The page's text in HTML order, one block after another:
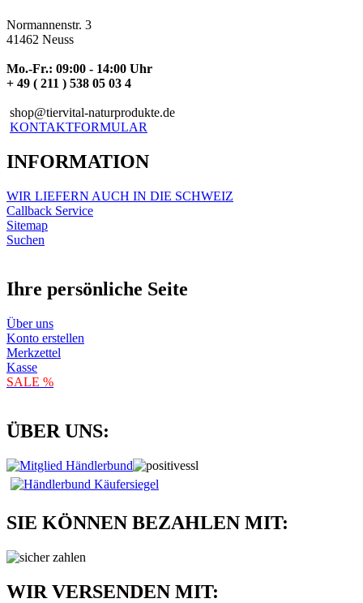
Normannenstr. 3
41462 Neuss
Mo.-Fr.: 09:00 - 14:00 Uhr
+ 49 ( 211 ) 538 05 03 4
shop@tiervital-naturprodukte.de
KONTAKTFORMULAR
INFORMATION
WIR LIEFERN AUCH IN DIE SCHWEIZ
Callback Service
Sitemap
Suchen
Ihre persönliche Seite
Über uns
Konto erstellen
Merkzettel
Kasse
SALE %
ÜBER UNS:
SIE KÖNNEN BEZAHLEN MIT:
WIR VERSENDEN MIT: